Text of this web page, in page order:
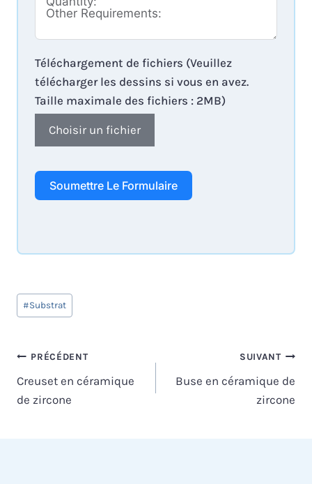
Téléchargement de fichiers (Veuillez
télécharger les dessins si vous en avez.
Taille maximale des fichiers : 2MB)
Choisir un fichier
Soumettre Le Formulaire
Étiquettes
de
publication :
#Substrat
Navigation
de
PRÉCÉDENT
Creuset en céramique
de zircone
SUIVANT
Buse en céramique de
zircone